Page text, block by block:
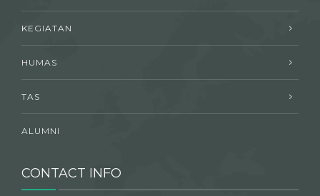
KEGIATAN
HUMAS
TAS
ALUMNI
CONTACT INFO